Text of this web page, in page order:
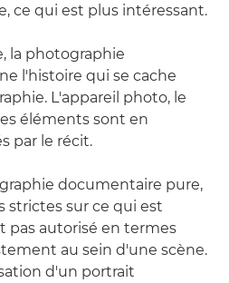
ce qui est plus intéressant.
la photographie
l'histoire qui se cache
L'appareil photo, le
éléments sont en
par le récit.
documentaire pure,
strictes sur ce qui est
pas autorisé en termes
au sein d'une scène.
d'un portrait